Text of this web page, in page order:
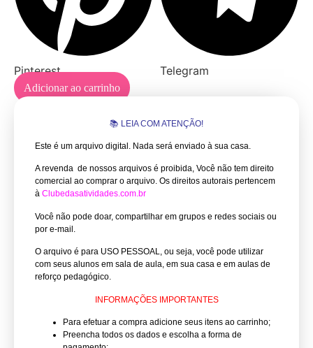
Pinterest Telegram
Adicionar ao carrinho
📚 LEIA COM ATENÇÃO!
Este é um arquivo digital. Nada será enviado à sua casa.
A revenda de nossos arquivos é proibida, Você não tem direito
comercial ao comprar o arquivo. Os direitos autorais pertencem
à Clubedasatividades.com.br
Você não pode doar, compartilhar em grupos e redes sociais ou
por e-mail.
O arquivo é para USO PESSOAL, ou seja, você pode utilizar
com seus alunos em sala de aula, em sua casa e em aulas de
reforço pedagógico.
INFORMAÇÕES IMPORTANTES
Para efetuar a compra adicione seus itens ao carrinho;
Preencha todos os dados e escolha a forma de